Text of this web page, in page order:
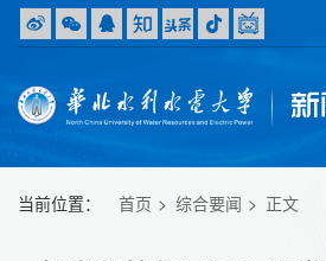
当前位置： 首页 综合要闻 正文